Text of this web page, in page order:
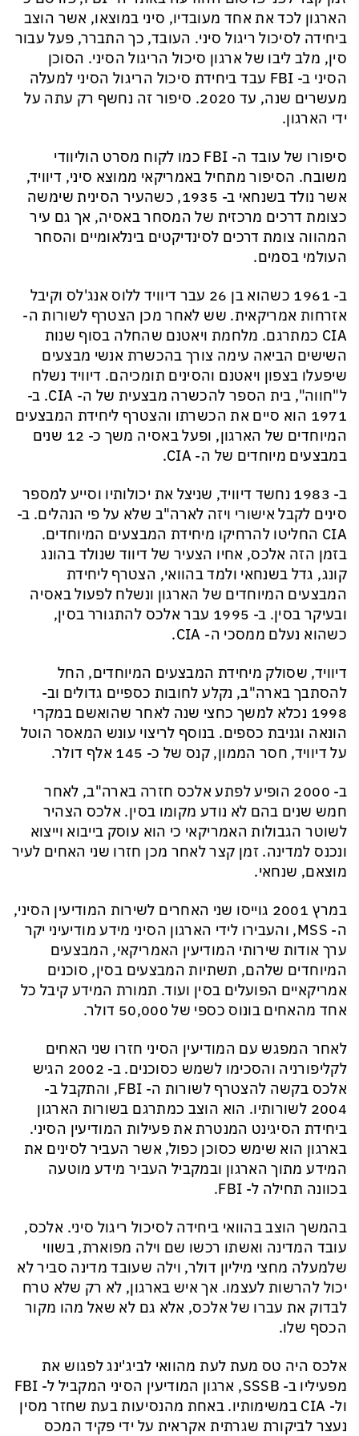
הארגון לכד את אחד מעובדיו, סיני במוצאו, אשר הוצב
ביחידה לסיכול ריגול סיני. העובד, כך התברר, פעל עבור
סין, מלב ליבו של ארגון סיכול הריגול הסיני. הסוכן
הסיני ב- FBI עבד ביחידת סיכול הריגול הסיני למעלה
מעשרים שנה, עד 2020. סיפור זה נחשף רק עתה על
ידי הארגון.
סיפורו של עובד ה- FBI כמו לקוח מסרט הוליוודי
משובח. הסיפור מתחיל באמריקאי ממוצא סיני, דיוויד,
אשר נולד בשנחאי ב- 1935
, כשהעיר הסינית שימשה
כצומת דרכים מרכזית של המסחר באסיה, אך גם עיר
המהווה צומת דרכים לסינדיקטים בינלאומיים והסחר
העולמי בסמים.
ב- 1961 כשהוא בן 26 עבר דיוויד ללוס אנג'לס וקיבל
אזרחות אמריקאית. שש לאחר מכן הצטרף לשורות ה-
CIA כמתרגם. מלחמת ויאטנם שהחלה בסוף שנות
השישים הביאה עימה צורך בהכשרת אנשי מבצעים
שיפעלו בצפון ויאטנם והסינים תומכיהם. דיוויד נשלח
ל"חווה", בית הספר להכשרה מבצעית של ה- CIA. ב-
1971 הוא סיים את הכשרתו והצטרף ליחידת המבצעים
המיוחדים של הארגון, ופעל באסיה משך כ- 12 שנים
במבצעים מיוחדים של ה- CIA
.
ב- 1983 נחשד דיוויד, שניצל את יכולותיו וסייע למספר
סינים לקבל אישורי ויזה לארה"ב שלא על פי הנהלים. ב-
CIA החליטו להרחיקו מיחידת המבצעים המיוחדים.
בזמן הזה אלכס, אחיו הצעיר של דיווד שנולד בהונג
קונג, גדל בשנחאי ולמד בהוואי, הצטרף ליחידת
המבצעים המיוחדים של הארגון ונשלח לפעול באסיה
ובעיקר בסין. ב- 1995 עבר אלכס להתגורר בסין,
כשהוא נעלם ממסכי ה- CIA
.
דיוויד, שסולק מיחידת המבצעים המיוחדים, החל
להסתבך בארה"ב, נקלע לחובות כספיים גדולים וב-
1998 נכלא למשך כחצי שנה לאחר שהואשם במקרי
הונאה וגניבת כספים. בנוסף לריצוי עונש המאסר הוטל
על דיוויד, חסר הממון, קנס של כ- 145 אלף דולר.
ב- 2000 הופיע לפתע אלכס חזרה בארה"ב, לאחר
חמש שנים בהם לא נודע מקומו בסין. אלכס הצהיר
לשוטר הגבולות האמריקאי כי הוא עוסק בייבוא וייצוא
ונכנס למדינה. זמן קצר לאחר מכן חזרו שני האחים לעיר
מוצאם, שנחאי.
במרץ 2001
גוייסו שני האחרים לשירות המודיעין הסיני,
ה- MSS, והעבירו לידי הארגון הסיני מידע מודיעיני יקר
ערך אודות שירותי המודיעין האמריקאי, המבצעים
המיוחדים שלהם, תשתיות המבצעים בסין, סוכנים
אמריקאיים הפועלים בסין ועוד. תמורת המידע קיבל כל
אחד מהאחים בונוס כספי של 50,000 דולר.
לאחר המפגש עם המודיעין הסיני חזרו שני האחים
לקליפורניה והסכימו לשמש כסוכנים. ב- 2002 הגיש
אלכס בקשה להצטרף לשורות ה- FBI, והתקבל ב-
2004 לשורותיו. הוא הוצב כמתרגם בשורות הארגון
ביחידת הסיגינט המנטרת את פעילות המודיעין הסיני.
בארגון הוא שימש כסוכן כפול, אשר העביר לסינים את
המידע מתוך הארגון ובמקביל העביר מידע מוטעה
בכוונה תחילה ל- FBI
.
בהמשך הוצב בהוואי ביחידה לסיכול ריגול סיני. אלכס,
עובד המדינה ואשתו רכשו שם וילה מפוארת, בשווי
שלמעלה מחצי מיליון דולר, וילה שעובד מדינה סביר לא
יכול להרשות לעצמו. אך איש בארגון, לא רק שלא טרח
לבדוק את עברו של אלכס, אלא גם לא שאל מהו מקור
הכסף שלו.
אלכס היה טס מעת לעת מהוואי לביג'ינגלפגוש את
מפעיליו ב- SSSB, ארגון המודיעין הסיני המקביל ל- FBI
ול- CIA במשימותיו. באחת מהנסיעות בעת שחזר מסין
נעצר לביקורת שגרתית אקראית על ידי פקיד המכס